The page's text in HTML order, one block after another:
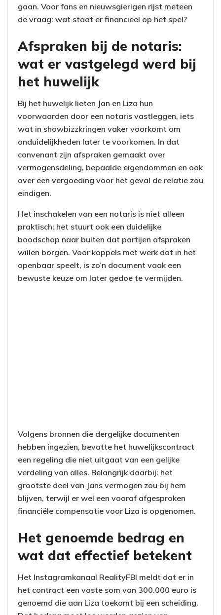
gaan. Voor fans en nieuwsgierigen rijst meteen
de vraag: wat staat er financieel op het spel?
Afspraken bij de notaris:
wat er vastgelegd werd bij
het huwelijk
Bij het huwelijk lieten Jan en Liza hun
voorwaarden door een notaris vastleggen, iets
wat in showbizzkringen vaker voorkomt om
onduidelijkheden later te voorkomen. In dat
convenant zijn afspraken gemaakt over
vermogensdeling, bepaalde eigendommen en ook
over een vergoeding voor het geval de relatie zou
eindigen.
Het inschakelen van een notaris is niet alleen
praktisch; het stuurt ook een duidelijke
boodschap naar buiten dat partijen afspraken
willen borgen. Voor koppels met werk dat in het
openbaar speelt, is zo’n document vaak een
bewuste keuze om later gedoe te vermijden.
Volgens bronnen die dergelijke documenten
hebben ingezien, bevatte het huwelijkscontract
een regeling die niet uitgaat van een gelijke
verdeling van alles. Belangrijk daarbij: het
grootste deel van Jans vermogen zou bij hem
blijven, terwijl er wel een vooraf afgesproken
financiële compensatie voor Liza is opgenomen.
Het genoemde bedrag en
wat dat effectief betekent
Het Instagramkanaal RealityFBI meldt dat er in
het contract een vaste som van 300.000 euro is
genoemd die aan Liza toekomt bij een scheiding.